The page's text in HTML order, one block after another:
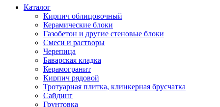
Каталог
Кирпич облицовочный
Керамические блоки
Газобетон и другие стеновые блоки
Смеси и растворы
Черепица
Баварская кладка
Керамогранит
Кирпич рядовой
Тротуарная плитка, клинкерная брусчатка
Сайдинг
Грунтовка